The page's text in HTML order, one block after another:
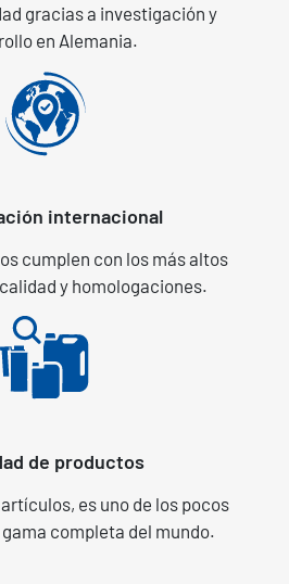
gracias a investigación y
en Alemania.
internacional
cumplen con los más altos
y homologaciones.
de productos
es uno de los pocos
completa del mundo.